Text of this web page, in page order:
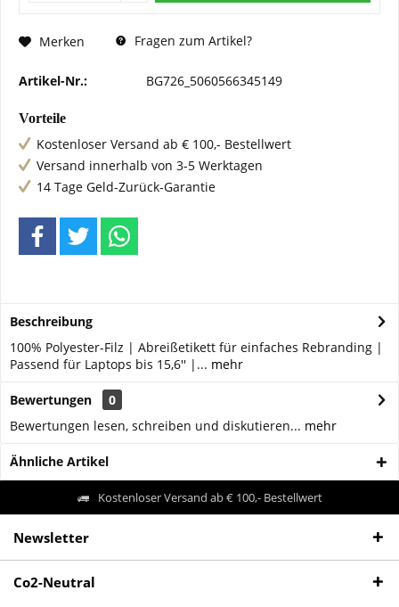
Merken Fragen zum Artikel?
Artikel-Nr.: BG726_5060566345149
Vorteile
Kostenloser Versand ab € 100,- Bestellwert
Versand innerhalb von 3-5 Werktagen
14 Tage Geld-Zurück-Garantie
Beschreibung
100% Polyester-Filz | Abreißetikett für einfaches Rebranding |
Passend für Laptops bis 15,6'' |... mehr
Bewertungen
0
Bewertungen lesen, schreiben und diskutieren... mehr
Ähnliche Artikel
Kostenloser Versand ab € 100,- Bestellwert
Newsletter
Co2-Neutral